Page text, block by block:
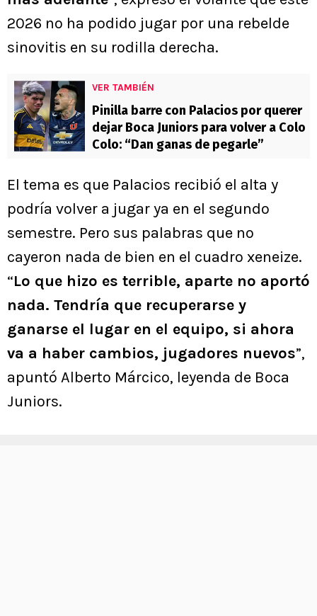
2026 no ha podido jugar por una rebelde
sinovitis en su rodilla derecha.
VER TAMBIÉN
Pinilla barre con Palacios por querer
dejar Boca Juniors para volver a Colo
Colo: “Dan ganas de pegarle”
El tema es que Palacios recibió el alta y
podría volver a jugar ya en el segundo
semestre. Pero sus palabras que no
cayeron nada de bien en el cuadro xeneize.
“Lo que hizo es terrible, aparte no aportó
nada. Tendría que recuperarse y
ganarse el lugar en el equipo, si ahora
va a haber cambios, jugadores nuevos”,
apuntó Alberto Márcico, leyenda de Boca
Juniors.